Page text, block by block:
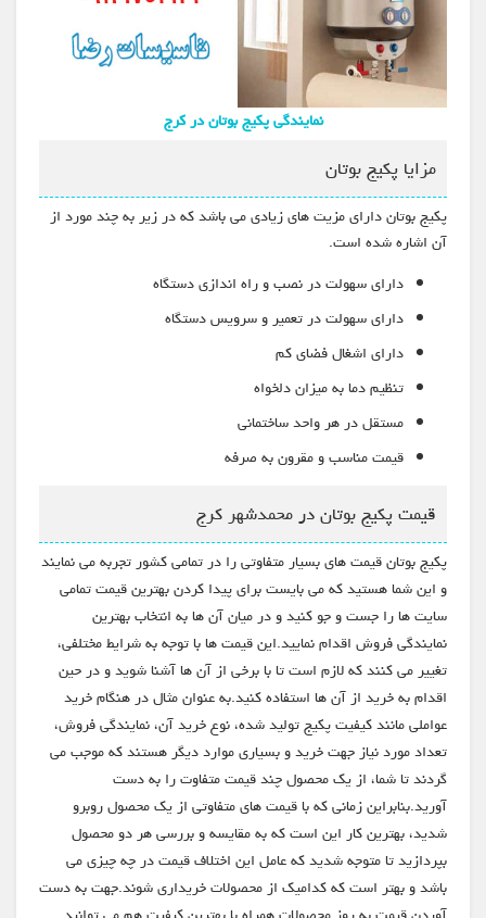
نمایندگی پکیج بوتان در کرج
مزایا پکیج بوتان
پکیج بوتان دارای مزیت های زیادی می باشد که در زیر به چند مورد از
آن اشاره شده است.
دارای سهولت در نصب و راه اندازی دستگاه
دارای سهولت در تعمیر و سرویس دستگاه
دارای اشغال فضای کم
تنظیم دما به میزان دلخواه
مستقل در هر واحد ساختمانی
قیمت مناسب و مقرون به صرفه
قیمت پکیج بوتان در محمدشهر کرج
پکیج بوتان قیمت های بسیار متفاوتی را در تمامی کشور تجربه می نمایند
و این شما هستید که می بایست برای پیدا کردن بهترین قیمت تمامی
سایت ها را جست و جو کنید و در میان آن ها به انتخاب بهترین
نمایندگی فروش اقدام نمایید.این قیمت ها با توجه به شرایط مختلفی،
تغییر می کنند که لازم است تا با برخی از آن ها آشنا شوید و در حین
اقدام به خرید از آن ها استفاده کنید.به عنوان مثال در هنگام خرید
عواملی مانند کیفیت پکیج تولید شده، نوع خرید آن، نمایندگی فروش،
تعداد مورد نیاز جهت خرید و بسیاری موارد دیگر هستند که موجب می
گردند تا شما، از یک محصول چند قیمت متفاوت را به دست
آورید.بنابراین زمانی که با قیمت های متفاوتی از یک محصول روبرو
شدید، بهترین کار این است که به مقایسه و بررسی هر دو محصول
بپردازید تا متوجه شدید که عامل این اختلاف قیمت در چه چیزی می
باشد و بهتر است که کدامیک از محصولات خریداری شوند.جهت به دست